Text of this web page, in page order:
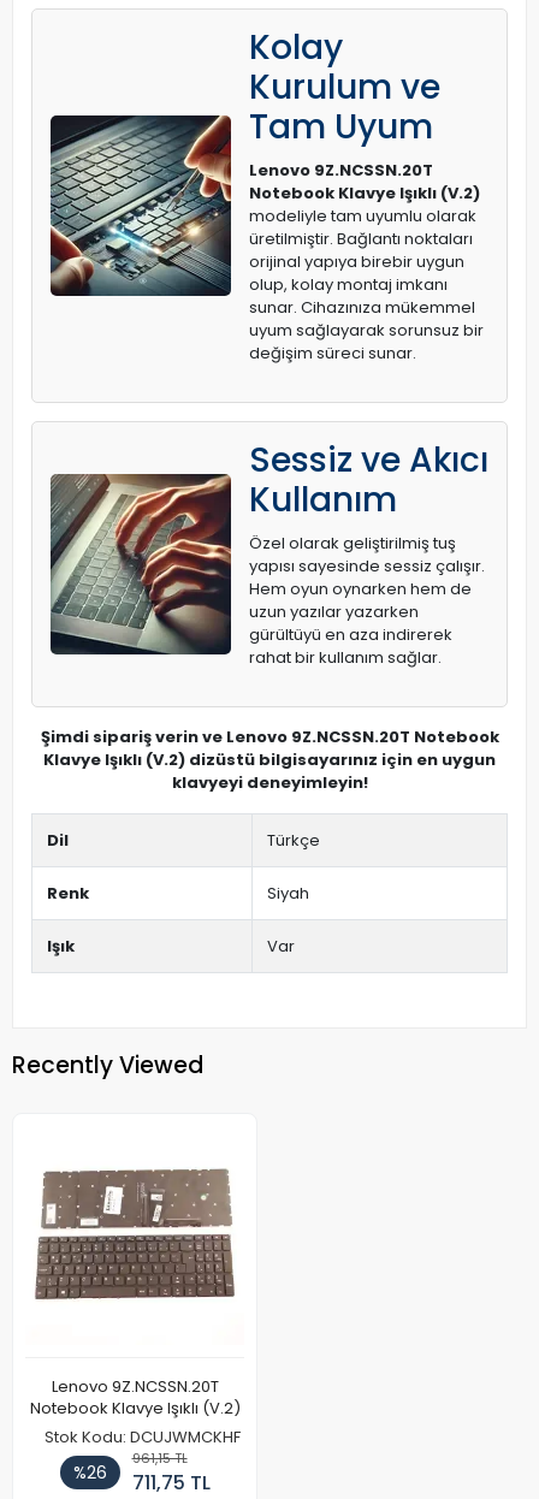
Kolay
Kurulum ve
Tam Uyum
Lenovo 9Z.NCSSN.20T
Notebook Klavye Işıklı (V.2)
modeliyle tam uyumlu olarak
üretilmiştir. Bağlantı noktaları
orijinal yapıya birebir uygun
olup, kolay montaj imkanı
sunar. Cihazınıza mükemmel
uyum sağlayarak sorunsuz bir
değişim süreci sunar.
Sessiz ve Akıcı
Kullanım
Özel olarak geliştirilmiş tuş
yapısı sayesinde sessiz çalışır.
Hem oyun oynarken hem de
uzun yazılar yazarken
gürültüyü en aza indirerek
rahat bir kullanım sağlar.
Şimdi sipariş verin ve Lenovo 9Z.NCSSN.20T Notebook
Klavye Işıklı (V.2) dizüstü bilgisayarınız için en uygun
klavyeyi deneyimleyin!
Dil Türkçe
Renk Siyah
Işık Var
Recently Viewed
Lenovo 9Z.NCSSN.20T
Notebook Klavye Işıklı (V.2)
Stok Kodu: DCUJWMCKHF
%26
961,15 TL
711,75 TL